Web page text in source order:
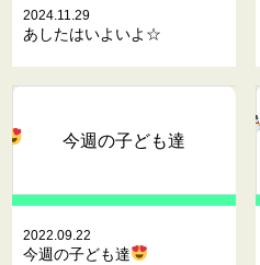
2024.11.29
あしたはいよいよ☆
今週の子ども達
2022.09.22
今週の子ども達